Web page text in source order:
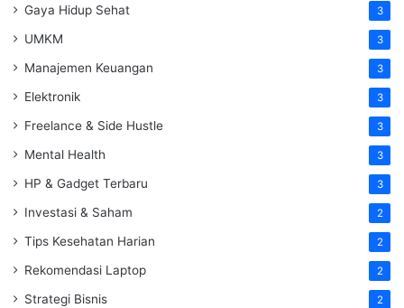
Gaya Hidup Sehat 3
UMKM 3
Manajemen Keuangan 3
Elektronik 3
Freelance & Side Hustle 3
Mental Health 3
HP & Gadget Terbaru 3
Investasi & Saham 2
Tips Kesehatan Harian 2
Rekomendasi Laptop 2
Strategi Bisnis 2